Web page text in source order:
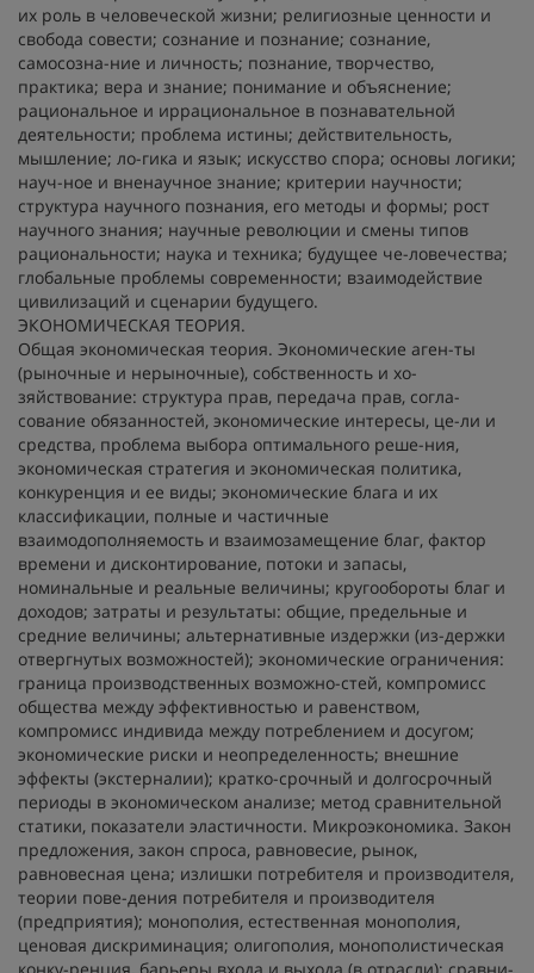
их роль в человеческой жизни; религиозные ценности и
свобода совести; сознание и познание; сознание,
самосозна-ние и личность; познание, творчество,
практика; вера и знание; понимание и объяснение;
рациональное и иррациональное в познавательной
деятельности; проблема истины; действительность,
мышление; ло-гика и язык; искусство спора; основы логики;
науч-ное и вненаучное знание; критерии научности;
структура научного познания, его методы и формы; рост
научного знания; научные революции и смены типов
рациональности; наука и техника; будущее че-ловечества;
глобальные проблемы современности; взаимодействие
цивилизаций и сценарии будущего.
ЭКОНОМИЧЕСКАЯ ТЕОРИЯ.
Общая экономическая теория. Экономические аген-ты
(рыночные и нерыночные), собственность и хо-
зяйствование: структура прав, передача прав, согла-
сование обязанностей, экономические интересы, це-ли и
средства, проблема выбора оптимального реше-ния,
экономическая стратегия и экономическая политика,
конкуренция и ее виды; экономические блага и их
классификации, полные и частичные
взаимодополняемость и взаимозамещение благ, фактор
времени и дисконтирование, потоки и запасы,
номинальные и реальные величины; кругообороты благ и
доходов; затраты и результаты: общие, предельные и
средние величины; альтернативные издержки (из-держки
отвергнутых возможностей); экономические ограничения:
граница производственных возможно-стей, компромисс
общества между эффективностью и равенством,
компромисс индивида между потреблением и досугом;
экономические риски и неопределенность; внешние
эффекты (экстерналии); кратко-срочный и долгосрочный
периоды в экономическом анализе; метод сравнительной
статики, показатели эластичности. Микроэкономика. Закон
предложения, закон спроса, равновесие, рынок,
равновесная цена; излишки потребителя и производителя,
теории пове-дения потребителя и производителя
(предприятия); монополия, естественная монополия,
ценовая дискриминация; олигополия, монополистическая